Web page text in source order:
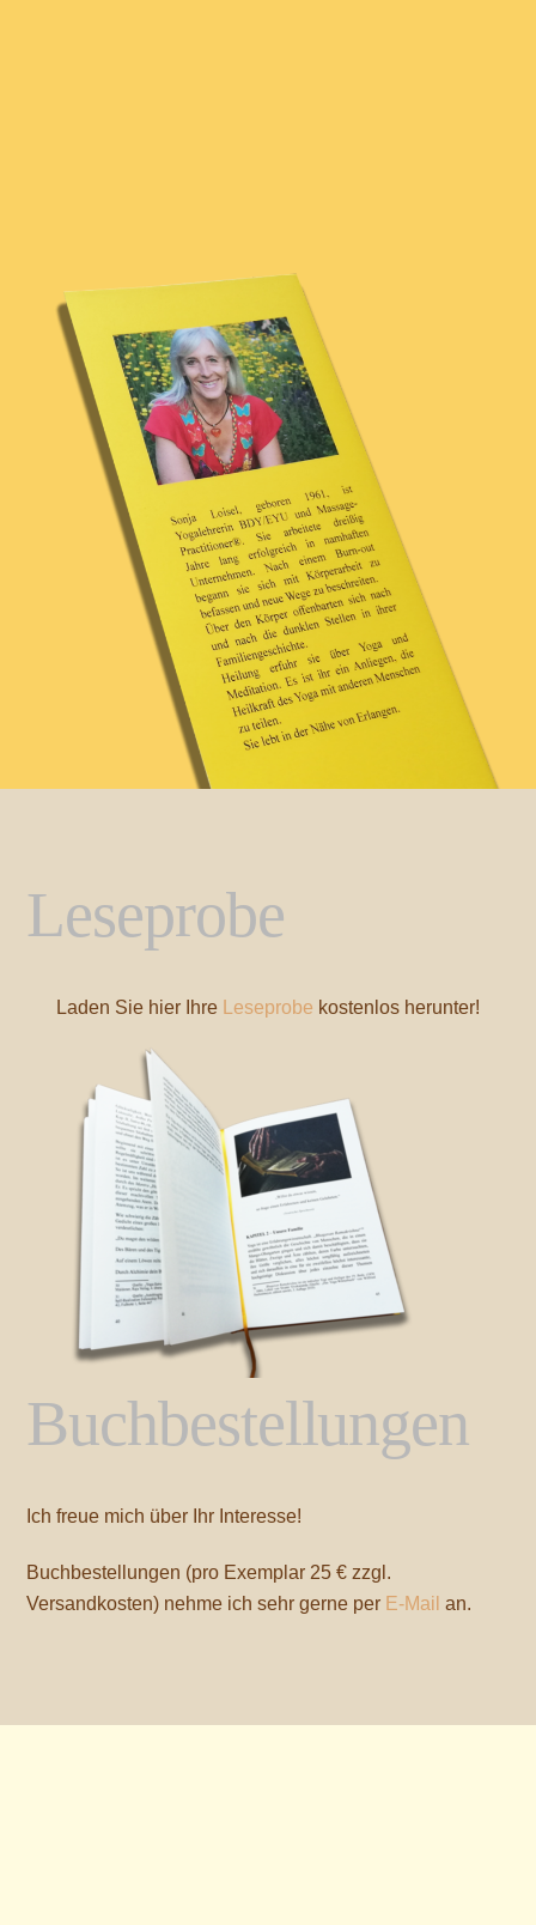
Leseprobe
Laden Sie hier Ihre Leseprobe kostenlos herunter!
Buchbestellungen
Ich freue mich über Ihr Interesse!
Buchbestellungen (pro Exemplar 25 € zzgl.
Versandkosten) nehme ich sehr gerne per E-Mail an.